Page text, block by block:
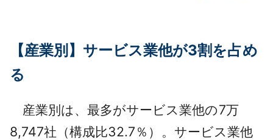
【産業別】サービス業他が3割を占め
る
産業別は、最多がサービス業他の7万
8,747社（構成比32.7％）。サービス業他